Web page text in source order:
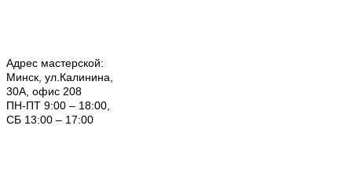
Адрес мастерской:
Минск, ул.Калинина,
30А, офис 208
ПН-ПТ 9:00 – 18:00,
СБ 13:00 – 17:00